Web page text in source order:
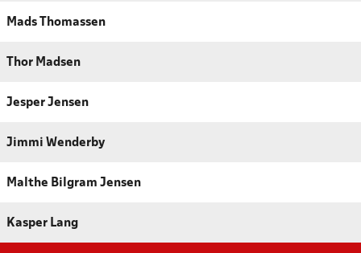
Mads Thomassen
Thor Madsen
Jesper Jensen
Jimmi Wenderby
Malthe Bilgram Jensen
Kasper Lang